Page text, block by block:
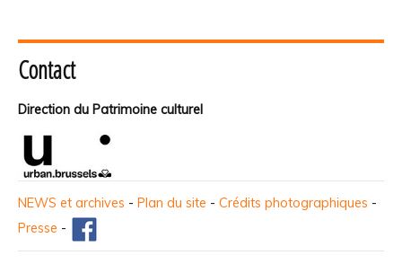
Contact
Direction du Patrimoine culturel
NEWS et archives - Plan du site - Crédits photographiques -
Presse -